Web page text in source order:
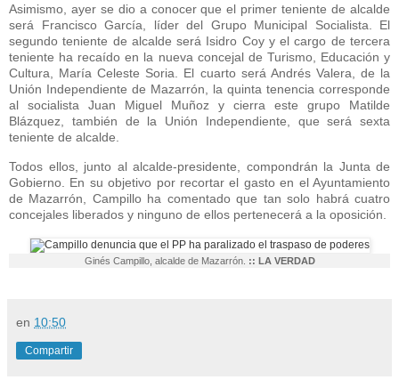
Asimismo, ayer se dio a conocer que el primer teniente de alcalde
será Francisco García, líder del Grupo Municipal Socialista. El
segundo teniente de alcalde será Isidro Coy y el cargo de tercera
teniente ha recaído en la nueva concejal de Turismo, Educación y
Cultura, María Celeste Soria. El cuarto será Andrés Valera, de la
Unión Independiente de Mazarrón, la quinta tenencia corresponde
al socialista Juan Miguel Muñoz y cierra este grupo Matilde
Blázquez, también de la Unión Independiente, que será sexta
teniente de alcalde.
Todos ellos, junto al alcalde-presidente, compondrán la Junta de
Gobierno. En su objetivo por recortar el gasto en el Ayuntamiento
de Mazarrón, Campillo ha comentado que tan solo habrá cuatro
concejales liberados y ninguno de ellos pertenecerá a la oposición.
Ginés Campillo, alcalde de Mazarrón. :: LA VERDAD
en 10:50
Compartir